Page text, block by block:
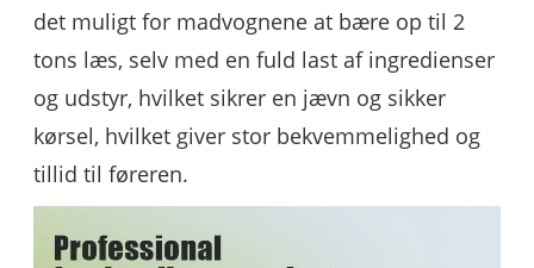
det muligt for madvognene at bære op til 2
tons læs, selv med en fuld last af ingredienser
og udstyr, hvilket sikrer en jævn og sikker
kørsel, hvilket giver stor bekvemmelighed og
tillid til føreren.